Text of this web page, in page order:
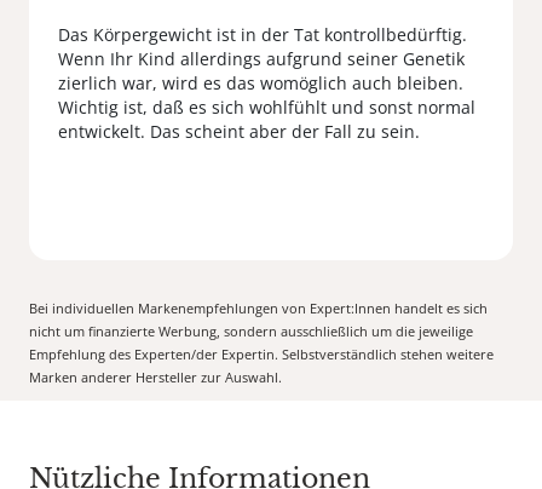
Das Körpergewicht ist in der Tat kontrollbedürftig.
Wenn Ihr Kind allerdings aufgrund seiner Genetik
zierlich war, wird es das womöglich auch bleiben.
Wichtig ist, daß es sich wohlfühlt und sonst normal
entwickelt. Das scheint aber der Fall zu sein.
Bei individuellen Markenempfehlungen von Expert:Innen handelt es sich
nicht um finanzierte Werbung, sondern ausschließlich um die jeweilige
Empfehlung des Experten/der Expertin. Selbstverständlich stehen weitere
Marken anderer Hersteller zur Auswahl.
Nützliche Informationen